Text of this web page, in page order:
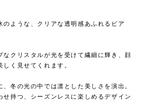
のような、クリアな透明感あふれるピア
なクリスタルが光を受けて繊細に輝き、顔
く見せてくれます。
冬の光の中では凛とした美しさを演出。
せ持つ、シーズンレスに楽しめるデザイン